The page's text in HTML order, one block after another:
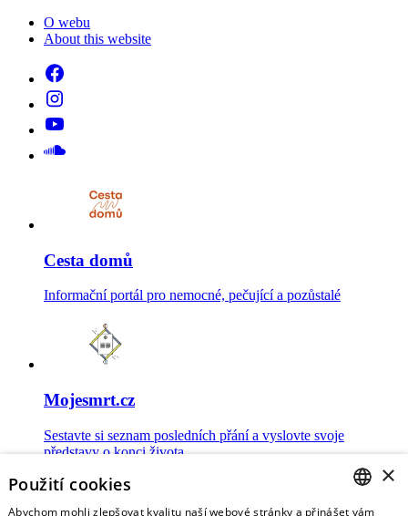
O webu
About this website
Cesta domů
Informační portál pro nemocné, pečující a pozůstalé
Mojesmrt.cz
Sestavte si seznam posledních přání a vyslovte svoje
představy o konci života
×
Použití cookies
Abychom mohli zlepšovat kvalitu naší webové stránky a přinášet vám